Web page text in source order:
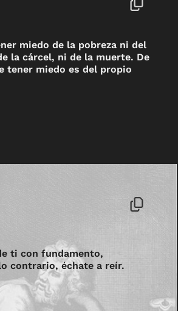
miedo de la pobreza ni del
la cárcel, ni de la muerte. De
tener miedo es del propio
ti con fundamento,
contrario, échate a reír.